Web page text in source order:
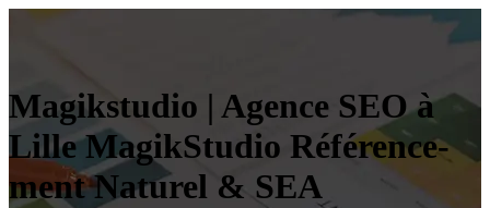
Magikstudio | Agence SEO à
Lille MagikStudio Référen­ce­
ment Naturel & SEA